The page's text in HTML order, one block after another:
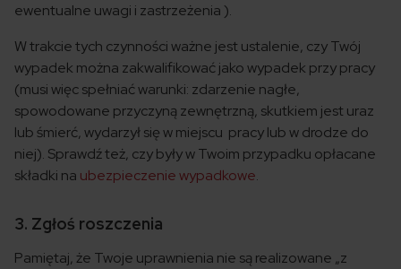
ewentualne uwagi i zastrzeżenia ).
W trakcie tych czynności ważne jest ustalenie, czy Twój
wypadek można zakwalifikować jako wypadek przy pracy
(musi więc spełniać warunki: zdarzenie nagłe,
spowodowane przyczyną zewnętrzną, skutkiem jest uraz
lub śmierć, wydarzył się w miejscu pracy lub w drodze do
niej). Sprawdź też, czy były w Twoim przypadku opłacane
składki na ubezpieczenie wypadkowe.
3. Zgłoś roszczenia
Pamiętaj, że Twoje uprawnienia nie są realizowane „z